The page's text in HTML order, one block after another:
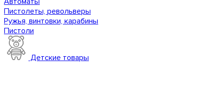
Пистолеты, револьверы
Ружья, винтовки, карабины
Пистоли
Детские товары